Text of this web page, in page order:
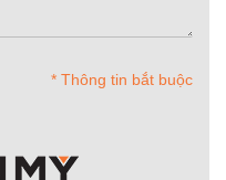
* Thông tin bắt buộc